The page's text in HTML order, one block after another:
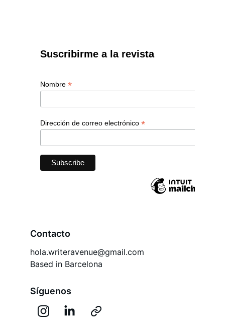
Contacto
hola.writeravenue@gmail.com
Síguenos
Based in Barcelona